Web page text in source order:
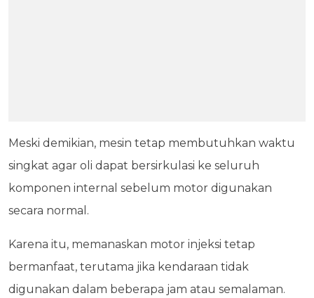
Meski demikian, mesin tetap membutuhkan waktu
singkat agar oli dapat bersirkulasi ke seluruh
komponen internal sebelum motor digunakan
secara normal.
Karena itu, memanaskan motor injeksi tetap
bermanfaat, terutama jika kendaraan tidak
digunakan dalam beberapa jam atau semalaman.